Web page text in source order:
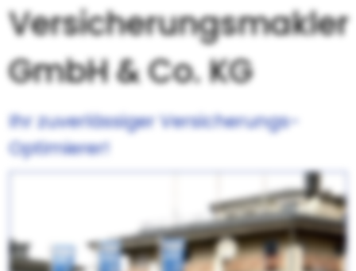
Versicherungsmakler
GmbH & Co. KG
Ihr zuverlässiger Versicherungs-
Optimierer!